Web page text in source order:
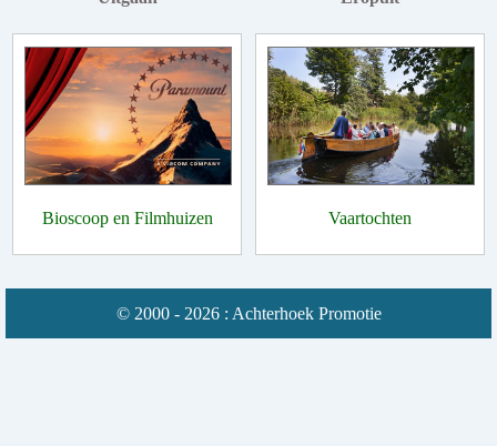
Bioscoop en Filmhuizen Vaartochten
© 2000 - 2026 : Achterhoek Promotie